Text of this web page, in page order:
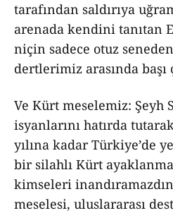
tarafından saldırıya
arenada kendini tanıtan
niçin sadece otuz
dertlerimiz arasında
Ve Kürt meselemiz: Şeyh
isyanlarını hatırda
yılına kadar Türkiye’de
bir silahlı Kürt
kimseleri
meselesi, uluslararası